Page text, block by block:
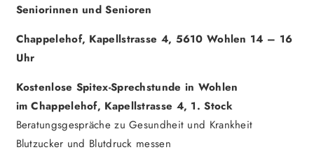
Seniorinnen und Senioren
Chappelehof, Kapellstrasse 4, 5610 Wohlen 14 – 16
Uhr
Kostenlose Spitex-Sprechstunde in Wohlen
im Chappelehof, Kapellstrasse 4, 1. Stock
Beratungsgespräche zu Gesundheit und Krankheit
Blutzucker und Blutdruck messen